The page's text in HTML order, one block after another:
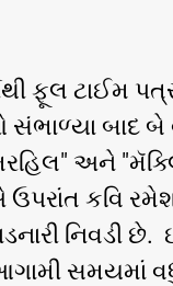
ફૂલ ટાઈમ
બાદ બે
અને
કવિ
નિવડી છે.
સમયમાં